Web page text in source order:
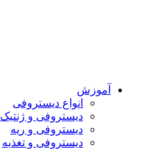
آموزش
انواع دیستروفی
دیستروفی و ژنتیک
دیستروفی و ریه
دیستروفی و تغذیه